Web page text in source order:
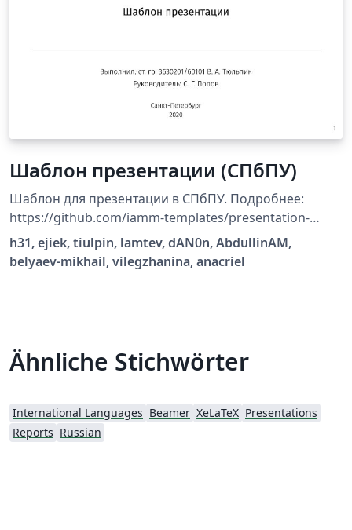
Шаблон презентации (СПбПУ)
Шаблон для презентации в СПбПУ. Подробнее:
https://github.com/iamm-templates/presentation-
template.
h31, ejiek, tiulpin, lamtev, dAN0n, AbdullinAM,
belyaev-mikhail, vilegzhanina, anacriel
Ähnliche Stichwörter
International Languages Beamer XeLaTeX Presentations
Reports Russian